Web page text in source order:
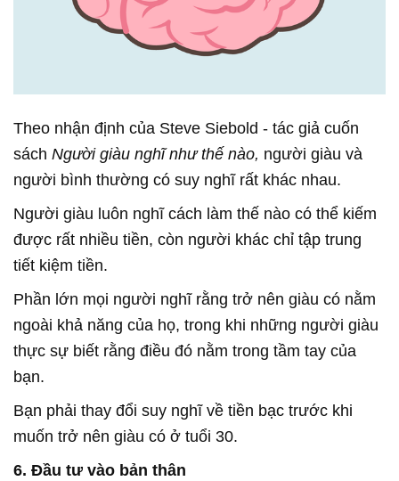
Theo nhận định của Steve Siebold - tác giả cuốn
sách Người giàu nghĩ như thế nào, người giàu và
người bình thường có suy nghĩ rất khác nhau.
Người giàu luôn nghĩ cách làm thế nào có thể kiếm
được rất nhiều tiền, còn người khác chỉ tập trung
tiết kiệm tiền.
Phần lớn mọi người nghĩ rằng trở nên giàu có nằm
ngoài khả năng của họ, trong khi những người giàu
thực sự biết rằng điều đó nằm trong tầm tay của
bạn.
Bạn phải thay đổi suy nghĩ về tiền bạc trước khi
muốn trở nên giàu có ở tuổi 30.
6. Đầu tư vào bản thân